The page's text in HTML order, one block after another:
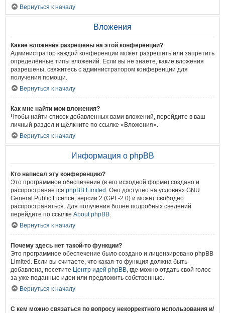
Вернуться к началу
Вложения
Какие вложения разрешены на этой конференции?
Администратор каждой конференции может разрешить или запретить
определённые типы вложений. Если вы не знаете, какие вложения
разрешены, свяжитесь с администратором конференции для
получения помощи.
Вернуться к началу
Как мне найти мои вложения?
Чтобы найти список добавленных вами вложений, перейдите в ваш
личный раздел и щёлкните по ссылке «Вложения».
Вернуться к началу
Информация о phpBB
Кто написал эту конференцию?
Это программное обеспечение (в его исходной форме) создано и
распространяется phpBB Limited . Оно доступно на условиях GNU
General Public Licence, версии 2 (GPL-2.0) и может свободно
распространяться. Для получения более подробных сведений
перейдите по ссылке About phpBB.
Вернуться к началу
Почему здесь нет такой-то функции?
Это программное обеспечение было создано и лицензировано phpBB
Limited. Если вы считаете, что какая-то функция должна быть
добавлена, посетите Центр идей phpBB, где можно отдать свой голос
за уже поданные идеи или предложить собственные.
Вернуться к началу
С кем можно связаться по вопросу некорректного использования и/